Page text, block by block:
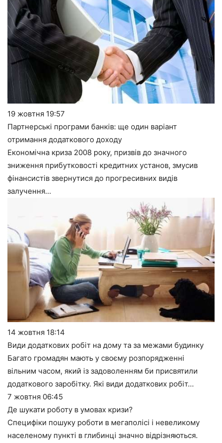
19 жовтня 19:57
Партнерські програми банків: ще один варіант
отримання додаткового доходу
Економічна криза 2008 року, призвів до значного
зниження прибутковості кредитних установ, змусив
фінансистів звернутися до прогресивних видів
залучення…
14 жовтня 18:14
Види додаткових робіт на дому та за межами будинку
Багато громадян мають у своєму розпорядженні
вільним часом, який із задоволенням би присвятили
додаткового заробітку. Які види додаткових робіт…
7 жовтня 06:45
Де шукати роботу в умовах кризи?
Специфіки пошуку роботи в мегаполісі і невеликому
населеному пункті в глибинці значно відрізняються.